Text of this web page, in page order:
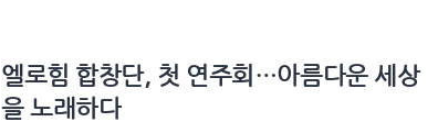
엘로힘 합창단, 첫 연주회…아름다운 세상
을 노래하다